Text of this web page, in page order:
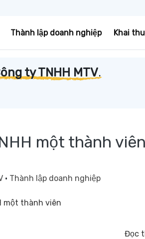
Thành lập doanh nghiệp Khai
ty TNHH MTV.
một thành viên
· Thành lập doanh nghiệp
Đọc